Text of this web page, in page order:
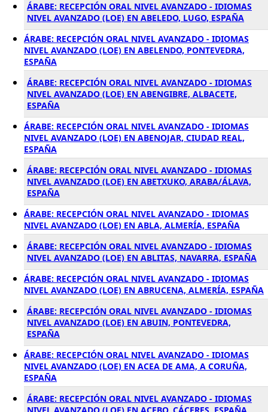
ÁRABE: RECEPCIÓN ORAL NIVEL AVANZADO - IDIOMAS
NIVEL AVANZADO (LOE) EN ABELEDO, LUGO, ESPAÑA
ÁRABE: RECEPCIÓN ORAL NIVEL AVANZADO - IDIOMAS
NIVEL AVANZADO (LOE) EN ABELENDO, PONTEVEDRA,
ESPAÑA
ÁRABE: RECEPCIÓN ORAL NIVEL AVANZADO - IDIOMAS
NIVEL AVANZADO (LOE) EN ABENGIBRE, ALBACETE,
ESPAÑA
ÁRABE: RECEPCIÓN ORAL NIVEL AVANZADO - IDIOMAS
NIVEL AVANZADO (LOE) EN ABENOJAR, CIUDAD REAL,
ESPAÑA
ÁRABE: RECEPCIÓN ORAL NIVEL AVANZADO - IDIOMAS
NIVEL AVANZADO (LOE) EN ABETXUKO, ARABA/ÁLAVA,
ESPAÑA
ÁRABE: RECEPCIÓN ORAL NIVEL AVANZADO - IDIOMAS
NIVEL AVANZADO (LOE) EN ABLA, ALMERÍA, ESPAÑA
ÁRABE: RECEPCIÓN ORAL NIVEL AVANZADO - IDIOMAS
NIVEL AVANZADO (LOE) EN ABLITAS, NAVARRA, ESPAÑA
ÁRABE: RECEPCIÓN ORAL NIVEL AVANZADO - IDIOMAS
NIVEL AVANZADO (LOE) EN ABRUCENA, ALMERÍA, ESPAÑA
ÁRABE: RECEPCIÓN ORAL NIVEL AVANZADO - IDIOMAS
NIVEL AVANZADO (LOE) EN ABUIN, PONTEVEDRA,
ESPAÑA
ÁRABE: RECEPCIÓN ORAL NIVEL AVANZADO - IDIOMAS
NIVEL AVANZADO (LOE) EN ACEA DE AMA, A CORUÑA,
ESPAÑA
ÁRABE: RECEPCIÓN ORAL NIVEL AVANZADO - IDIOMAS